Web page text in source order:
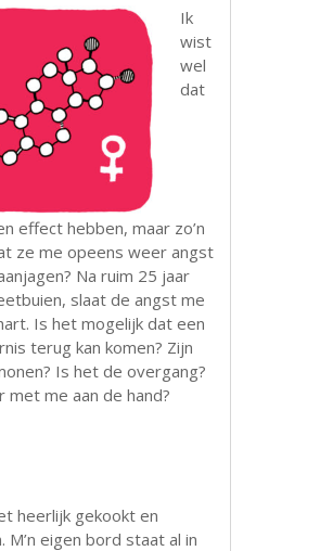
Ik
wist
wel
dat
effect hebben, maar zo’n
ze me opeens weer angst
Na ruim 25 jaar
slaat de angst me
Is het mogelijk dat een
terug kan komen? Zijn
Is het de overgang?
met me aan de hand?
heerlijk gekookt en
M’n eigen bord staat al in